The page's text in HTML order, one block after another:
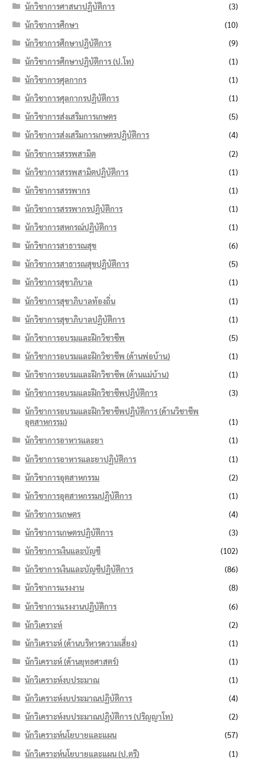
นักวิชาการศาสนาปฏิบัติการ
(3)
นักวิชาการศึกษา
(10)
นักวิชาการศึกษาปฏิบัติการ
(9)
นักวิชาการศึกษาปฏิบัติการ (ป.โท)
(1)
นักวิชาการศุลกากร
(1)
นักวิชาการศุลกากรปฏิบัติการ
(1)
นักวิชาการส่งเสริมการเกษตร
(5)
นักวิชาการส่งเสริมการเกษตรปฏิบัติการ
(4)
นักวิชาการสรรพสามิต
(2)
นักวิชาการสรรพสามิตปฏิบัติการ
(1)
นักวิชาการสรรพากร
(1)
นักวิชาการสรรพากรปฏิบัติการ
(1)
นักวิชาการสหกรณ์ปฏิบัติการ
(1)
นักวิชาการสาธารณสุข
(6)
นักวิชาการสาธารณสุขปฏิบัติการ
(5)
นักวิชาการสุขาภิบาล
(1)
นักวิชาการสุขาภิบาลท้องถิ่น
(1)
นักวิชาการสุขาภิบาลปฏิบัติการ
(1)
นักวิชาการอบรมและฝึกวิชาชีพ
(5)
นักวิชาการอบรมและฝึกวิชาชีพ (ด้านพ่อบ้าน)
(1)
นักวิชาการอบรมและฝึกวิชาชีพ (ด้านแม่บ้าน)
(1)
นักวิชาการอบรมและฝึกวิชาชีพปฏิบัติการ
(3)
นักวิชาการอบรมและฝึกวิชาชีพปฏิบัติการ (ด้านวิชาชีพ
อุตสาหกรรม)
(1)
นักวิชาการอาหารและยา
(1)
นักวิชาการอาหารและยาปฏิบัติการ
(1)
นักวิชาการอุตสาหกรรม
(2)
นักวิชาการอุตสาหกรรมปฏิบัติการ
(1)
นักวิชาการเกษตร
(4)
นักวิชาการเกษตรปฏิบัติการ
(3)
นักวิชาการเงินและบัญชี
(102)
นักวิชาการเงินและบัญชีปฏิบัติการ
(86)
นักวิชาการแรงงาน
(8)
นักวิชาการแรงงานปฏิบัติการ
(6)
นักวิเคราะห์
(2)
นักวิเคราะห์ (ด้านบริหารความเสี่ยง)
(1)
นักวิเคราะห์ (ด้านยุทธศาสตร์)
(1)
นักวิเคราะห์งบประมาณ
(1)
นักวิเคราะห์งบประมาณปฏิบัติการ
(4)
นักวิเคราะห์งบประมาณปฏิบัติการ (ปริญญาโท)
(2)
นักวิเคราะห์นโยบายและแผน
(57)
นักวิเคราะห์นโยบายและแผน (ป.ตรี)
(1)